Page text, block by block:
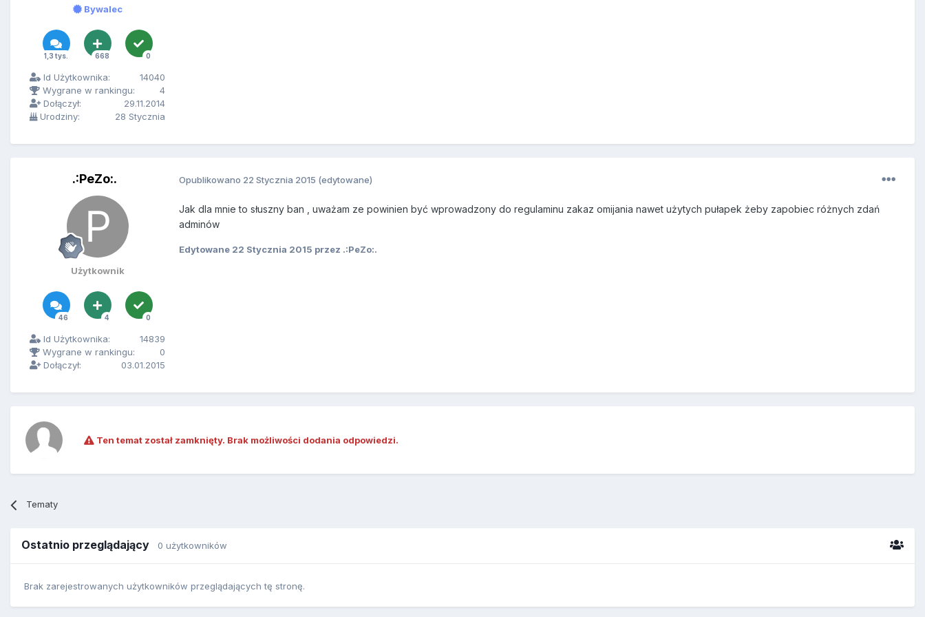
Bywalec
1,3 tys. 668 0
Id Użytkownika:
14040
Wygrane w rankingu:
4
Dołączył:
29.11.2014
Urodziny:
28 Stycznia
.:PeZo:.
Użytkownik
46 4 0
Id Użytkownika:
14839
Wygrane w rankingu:
0
Dołączył:
03.01.2015
Opublikowano 22 Stycznia 2015 (edytowane)
Jak dla mnie to słuszny ban , uważam ze powinien być wprowadzony do regulaminu zakaz omijania nawet użytych pułapek żeby zapobiec różnych zdań
adminów
Edytowane 22 Stycznia 2015 przez .:PeZo:.
Ten temat został zamknięty. Brak możliwości dodania odpowiedzi.
Tematy
Ostatnio przeglądający 0 użytkowników
Brak zarejestrowanych użytkowników przeglądających tę stronę.